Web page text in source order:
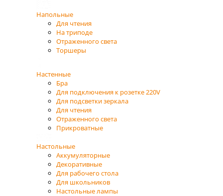
Напольные
Для чтения
На триподе
Отраженного света
Торшеры
Настенные
Бра
Для подключения к розетке 220V
Для подсветки зеркала
Для чтения
Отраженного света
Прикроватные
Настольные
Аккумуляторные
Декоративные
Для рабочего стола
Для школьников
Настольные лампы